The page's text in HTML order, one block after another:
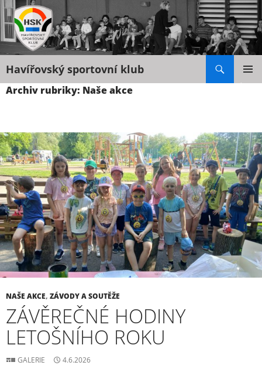
Havířovský sportovní klub
K
Archiv rubriky: Naše akce
NAŠE AKCE, ZÁVODY A SOUTĚŽE
ZÁVĚREČNÉ HODINY
LETOŠNÍHO ROKU
GALERIE 4.6.2026